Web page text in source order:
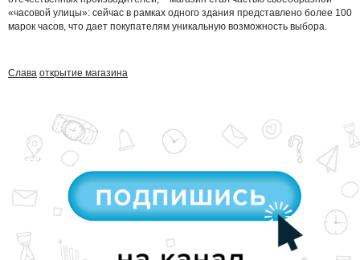
«часовой улицы»: сейчас в рамках одного здания представлено более 100
марок часов, что дает покупателям уникальную возможность выбора.
Слава открытие магазина